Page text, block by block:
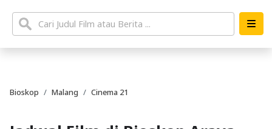
Bioskop Malang Cinema 21